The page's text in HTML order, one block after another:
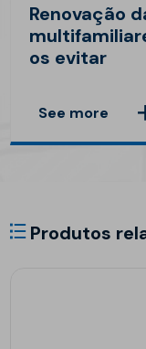
Renovação
os evitar
See more
Produtos